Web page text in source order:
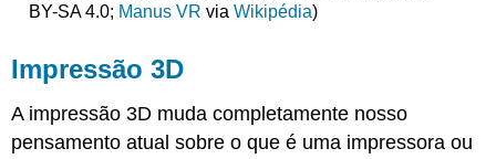
BY-SA 4.0; Manus VR via Wikipédia)
Impressão 3D
A impressão 3D muda completamente nosso
pensamento atual sobre o que é uma impressora ou